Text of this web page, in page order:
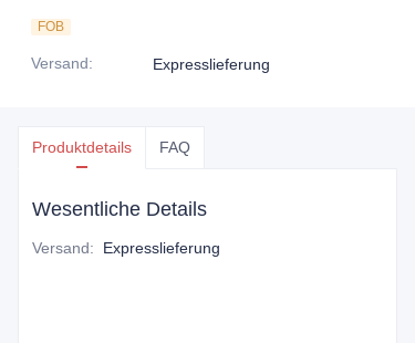
FOB
Versand: Expresslieferung
Produktdetails FAQ
Wesentliche Details
Versand: Expresslieferung